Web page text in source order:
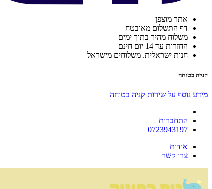
אתר מוצפן
דף התשלום מאובטח
משלוח מהיר בתוך ימים
החזרות עד 14 יום חינם
חנות ישראלית. משלוחים מישראל
קנייה בטוחה
מידע נוסף על שירות קניה בטוחה
התחברות
0723943197
אודות
צרו קשר